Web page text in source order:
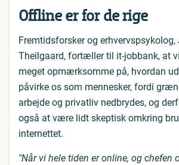
Offline er for de rige
Fremtidsforsker og erhvervspsykolog,
Theilgaard, fortæller til it-jobbank, at
meget opmærksomme på, hvordan
påvirke os som mennesker, fordi
arbejde og privatliv nedbrydes, og
også at være lidt skeptisk omkring
internettet.
"Når vi hele tiden er online, og chefen